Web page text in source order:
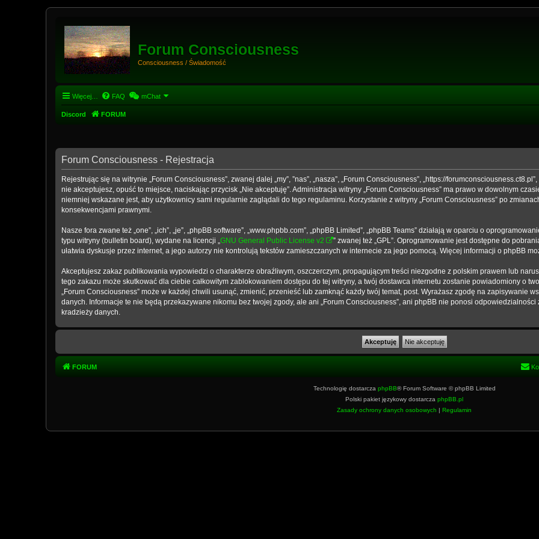
Forum Consciousness
Consciousness / Świadomość
Więcej… FAQ mChat
Discord FORUM
Forum Consciousness - Rejestracja
Rejestrując się na witrynie „Forum Consciousness”, zwanej dalej „my”, ”nas”, „nasza”, „Forum Consciousness”, „https://
nie akceptujesz, opuść to miejsce, naciskając przycisk „Nie akceptuję”. Administracja witryny „Forum Consciousness” ma prawo w dowolnym
niemniej wskazane jest, aby użytkownicy sami regularnie zaglądali do tego regulaminu. Korzystanie z witryny „Forum Consciousness” po
konsekwencjami prawnymi.
Nasze fora zwane też „one”, „ich”, „je”, „phpBB software”, „www.phpbb.com”, „phpBB Limited”, „phpBB Teams” działają w oparciu o
typu witryny (bulletin board), wydane na licencji „ GNU General Public License v2 ” zwanej też „GPL”. Oprogramowanie jest dostępne do
ułatwia dyskusje przez internet, a jego autorzy nie kontrolują tekstów zamieszczanych w internecie za jego pomocą. Więcej informacji o phpBB
Akceptujesz zakaz publikowania wypowiedzi o charakterze obraźliwym, oszczerczym, propagującym treści niezgodne z polskim prawem lub
tego zakazu może skutkować dla ciebie całkowitym zablokowaniem dostępu do tej witryny, a twój dostawca internetu zostanie powiadomiony o
„Forum Consciousness” może w każdej chwili usunąć, zmienić, przenieść lub zamknąć każdy twój temat, post. Wyrażasz zgodę na zapisywanie
danych. Informacje te nie będą przekazywane nikomu bez twojej zgody, ale ani „Forum Consciousness”, ani phpBB nie ponosi
kradzieży danych.
FORUM
Technologię dostarcza phpBB® Forum Software © phpBB Limited
Polski pakiet językowy dostarcza phpBB.pl
Zasady ochrony danych osobowych | Regulamin